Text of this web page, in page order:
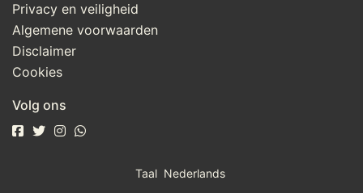
Privacy en veiligheid
Algemene voorwaarden
Disclaimer
Cookies
Volg ons
Taal